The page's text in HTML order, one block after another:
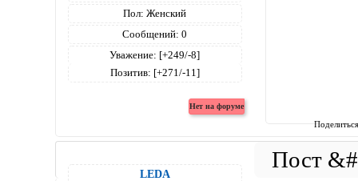
Пол: Женский
Сообщений: 0
Уважение: [+249/-8]
Позитив: [+271/-11]
LEDA